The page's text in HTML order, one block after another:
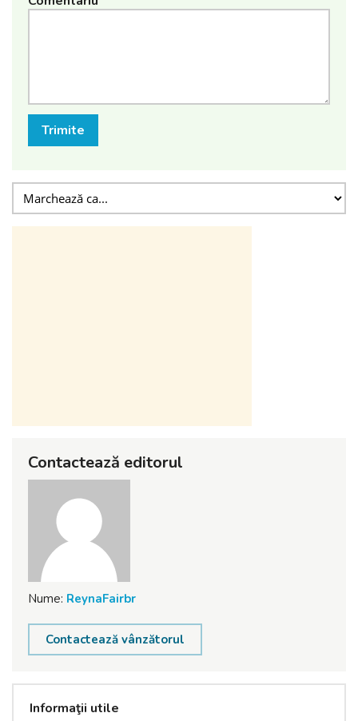
Trimite
Contactează editorul
Nume: ReynaFairbr
Contactează vânzătorul
Informaţii utile